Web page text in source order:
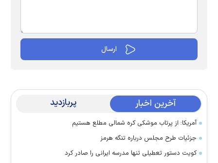
آخرین اخبار پربازدید
آمریکا: از پرتاب موشکی کره شمالی مطلع هستیم
جزئیات طرح مجلس درباره تنگه هرمز
کویت دستور تعطیلی تنها مدرسه ایرانی را صادر کرد